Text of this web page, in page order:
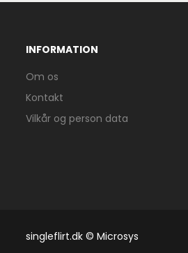
INFORMATION
Om os
Kontakt
Vilkår og person data
singleflirt.dk © Microsys